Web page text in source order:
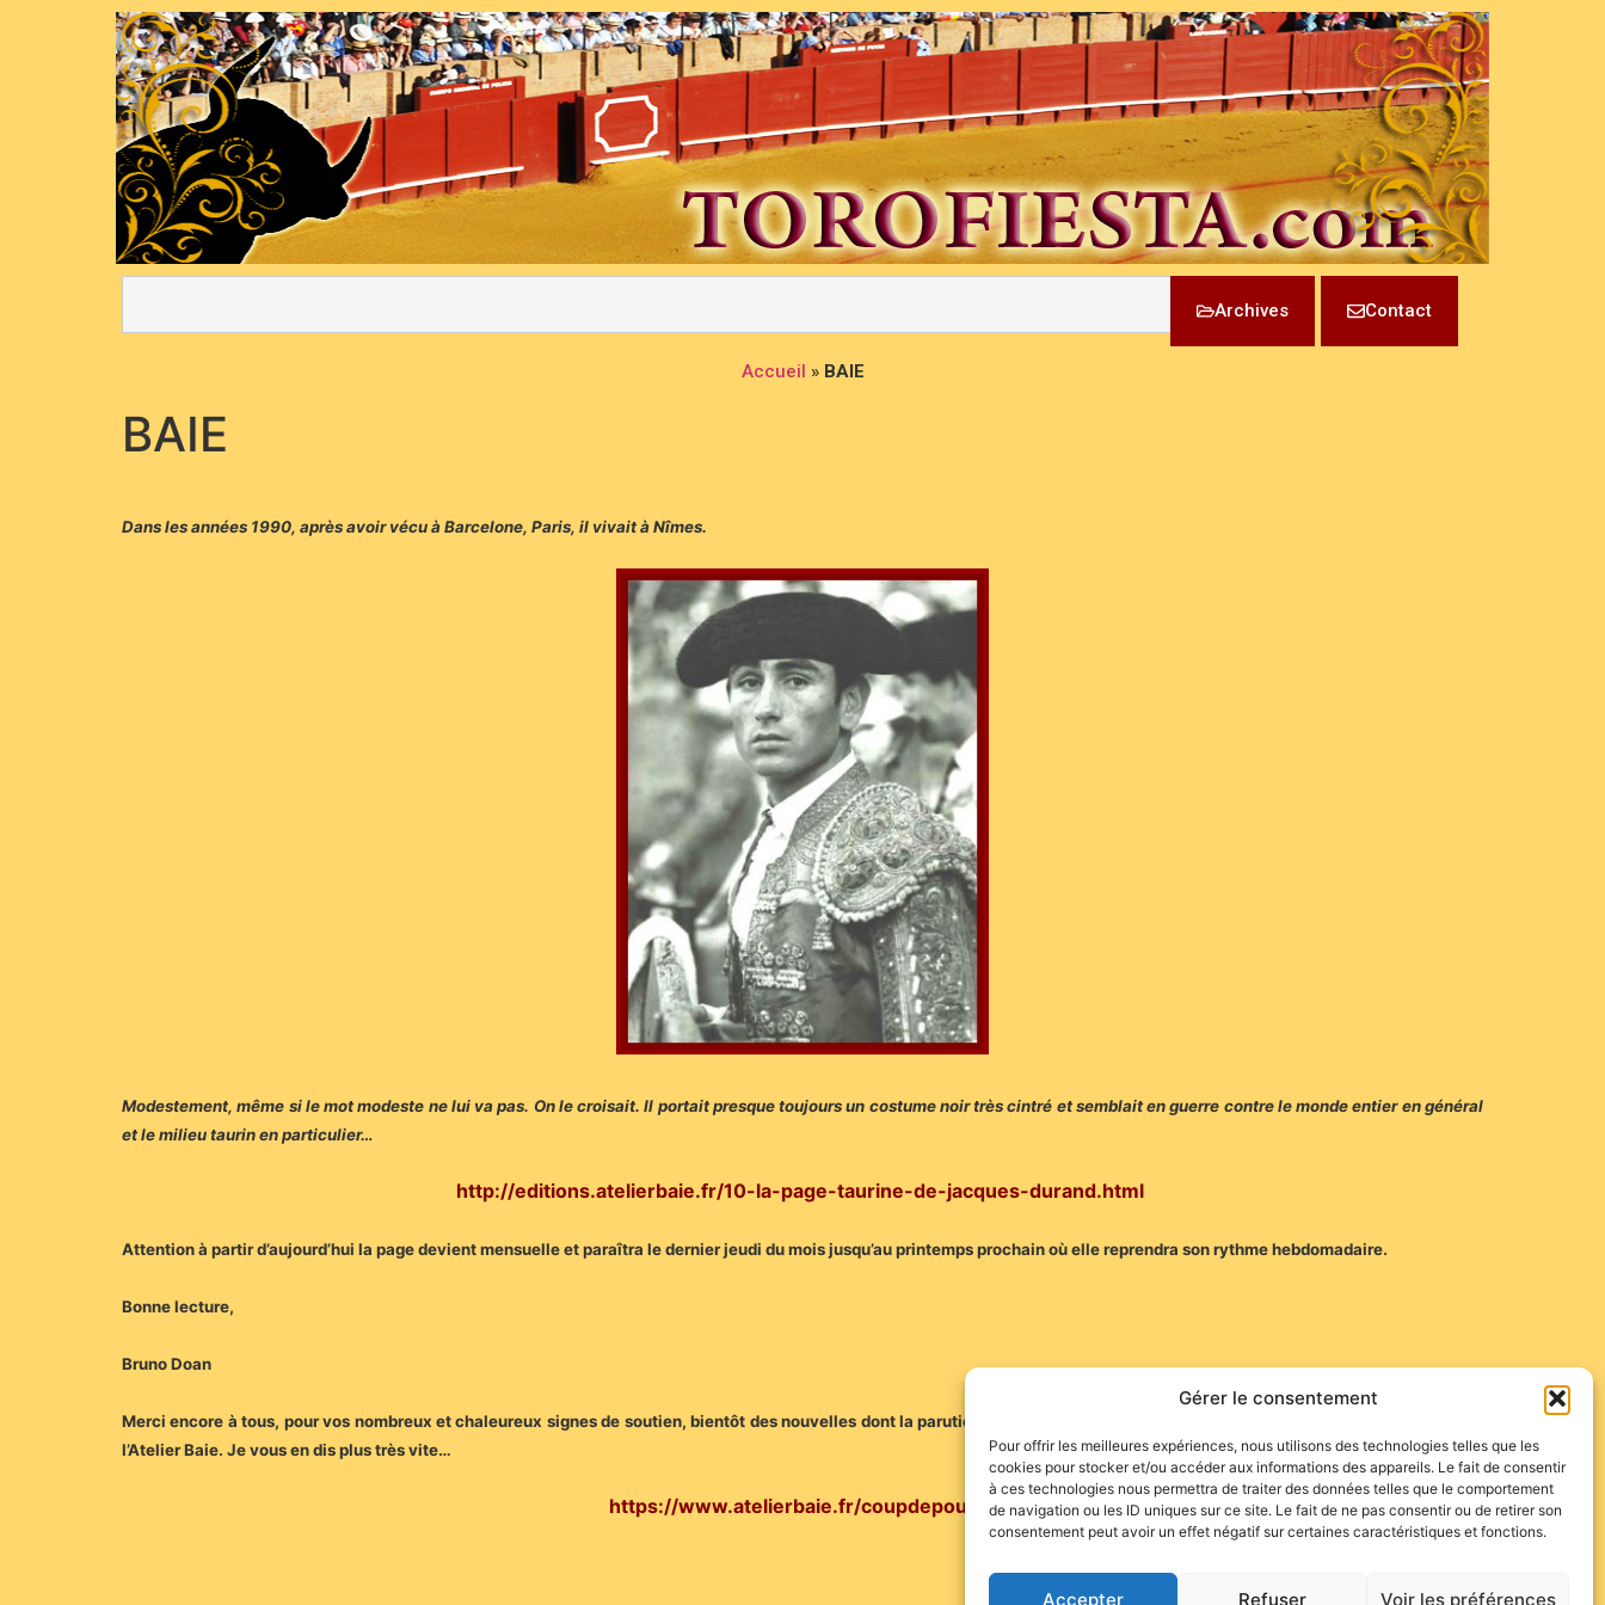
Gérer le consentement
Pour offrir les meilleures expériences, nous utilisons des technologies telles que les
cookies pour stocker et/ou accéder aux informations des appareils. Le fait de consentir
à ces technologies nous permettra de traiter des données telles que le comportement
de navigation ou les ID uniques sur ce site. Le fait de ne pas consentir ou de retirer son
consentement peut avoir un effet négatif sur certaines caractéristiques et fonctions.
Accepter Refuser Voir les préférences
Archives Contact
Accueil » BAIE
BAIE
Dans les années 1990, après avoir vécu à Barcelone, Paris, il vivait à Nîmes.
Modestement, même si le mot modeste ne lui va pas. On le croisait. Il portait presque toujours un costume noir très cintré et semblait en guerre contre le monde entier en général
et le milieu taurin en particulier…
http://editions.atelierbaie.fr/10-la-page-taurine-de-jacques-durand.html
Attention à partir d’aujourd’hui la page devient mensuelle et paraîtra le dernier jeudi du mois jusqu’au printemps prochain où elle reprendra son rythme hebdomadaire.
Bonne lecture,
Bruno Doan
Merci encore à tous, pour vos nombreux et chaleureux signes de soutien, bientôt des nouvelles dont la parution du Manitas de Plata qui se confirme et un cadeau d’Eddie Pons à
l’Atelier Baie. Je vous en dis plus très vite…
https://www.atelierbaie.fr/coupdepouce/